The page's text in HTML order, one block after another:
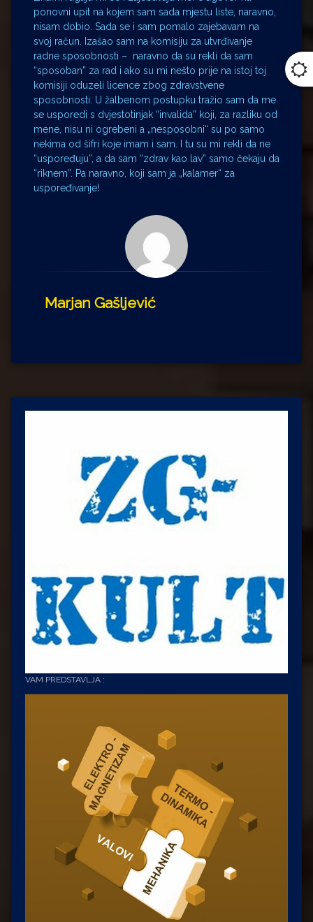
ponovni upit na kojem sam sada mjestu liste, naravno,
nisam dobio. Sada se i sam pomalo zajebavam na
svoj račun. Izašao sam na komisiju za utvrđivanje
radne sposobnosti – naravno da su rekli da sam
“sposoban” za rad i ako su mi nešto prije na istoj toj
komisiji oduzeli licence zbog zdravstvene
sposobnosti. U žalbenom postupku tražio sam da me
se usporedi s dvjestotinjak “invalida” koji, za razliku od
mene, nisu ni ogrebeni a „nesposobni“ su po samo
nekima od šifri koje imam i sam. I tu su mi rekli da ne
“uspoređuju”, a da sam “zdrav kao lav” samo čekaju da
“riknem”. Pa naravno, koji sam ja „kalamer“ za
uspoređivanje!
Marjan Gašljević
VAM PREDSTAVLJA :